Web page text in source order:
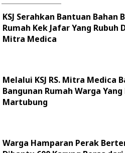
KSJ Serahkan Bantuan Bahan
Rumah Kek Jafar Yang Rubuh
Mitra Medica
Melalui KSJ RS. Mitra Medica
Bangunan Rumah Warga Yang
Martubung
Warga Hamparan Perak